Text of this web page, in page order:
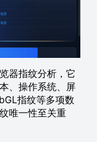
器指纹分析，它
、操作系统、屏
指纹等多项数
唯一性至关重